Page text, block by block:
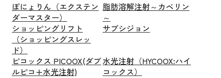
ぽにょりん（エクステン
ダーマスター）
脂肪溶解注射～カベリン
～
ショッピングリフト
（ショッピングスレッ
ド）
サブシジョン
ピコックス PICOOX(ダブ
ルピコ+水光注射)
水光注射（HYCOOX:ハイ
コックス）